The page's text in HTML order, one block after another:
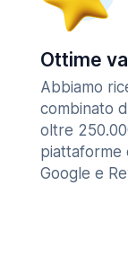
Ottime
Abbiamo
combinato
oltre
piattaforme
Google e